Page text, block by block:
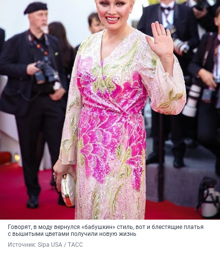
Говорят, в моду вернулся «бабушкин» стиль, вот и блестящие платья
с вышитыми цветами получили новую жизнь
Источник: Sipa USA / ТАСС